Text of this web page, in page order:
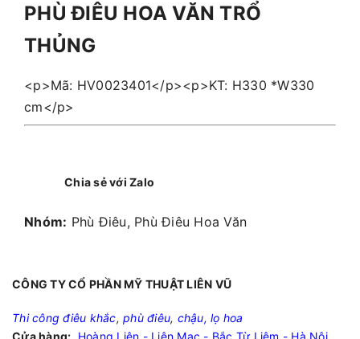
PHÙ ĐIÊU HOA VĂN TRỔ
THỦNG
<p>Mã: HV0023401</p><p>KT: H330 *W330
cm</p>
Chia sẻ với Zalo
Nhóm: Phù Điêu, Phù Điêu Hoa Văn
CÔNG TY CỔ PHẦN MỸ THUẬT LIÊN VŨ
Thi công điêu khắc, phù điêu, chậu, lọ hoa
Cửa hàng: Hoàng Liên - Liên Mạc - Bắc Từ Liêm - Hà Nội